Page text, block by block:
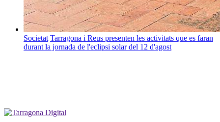
Societat Tarragona i Reus presenten les activitats que es faran
durant la jornada de l'eclipsi solar del 12 d'agost